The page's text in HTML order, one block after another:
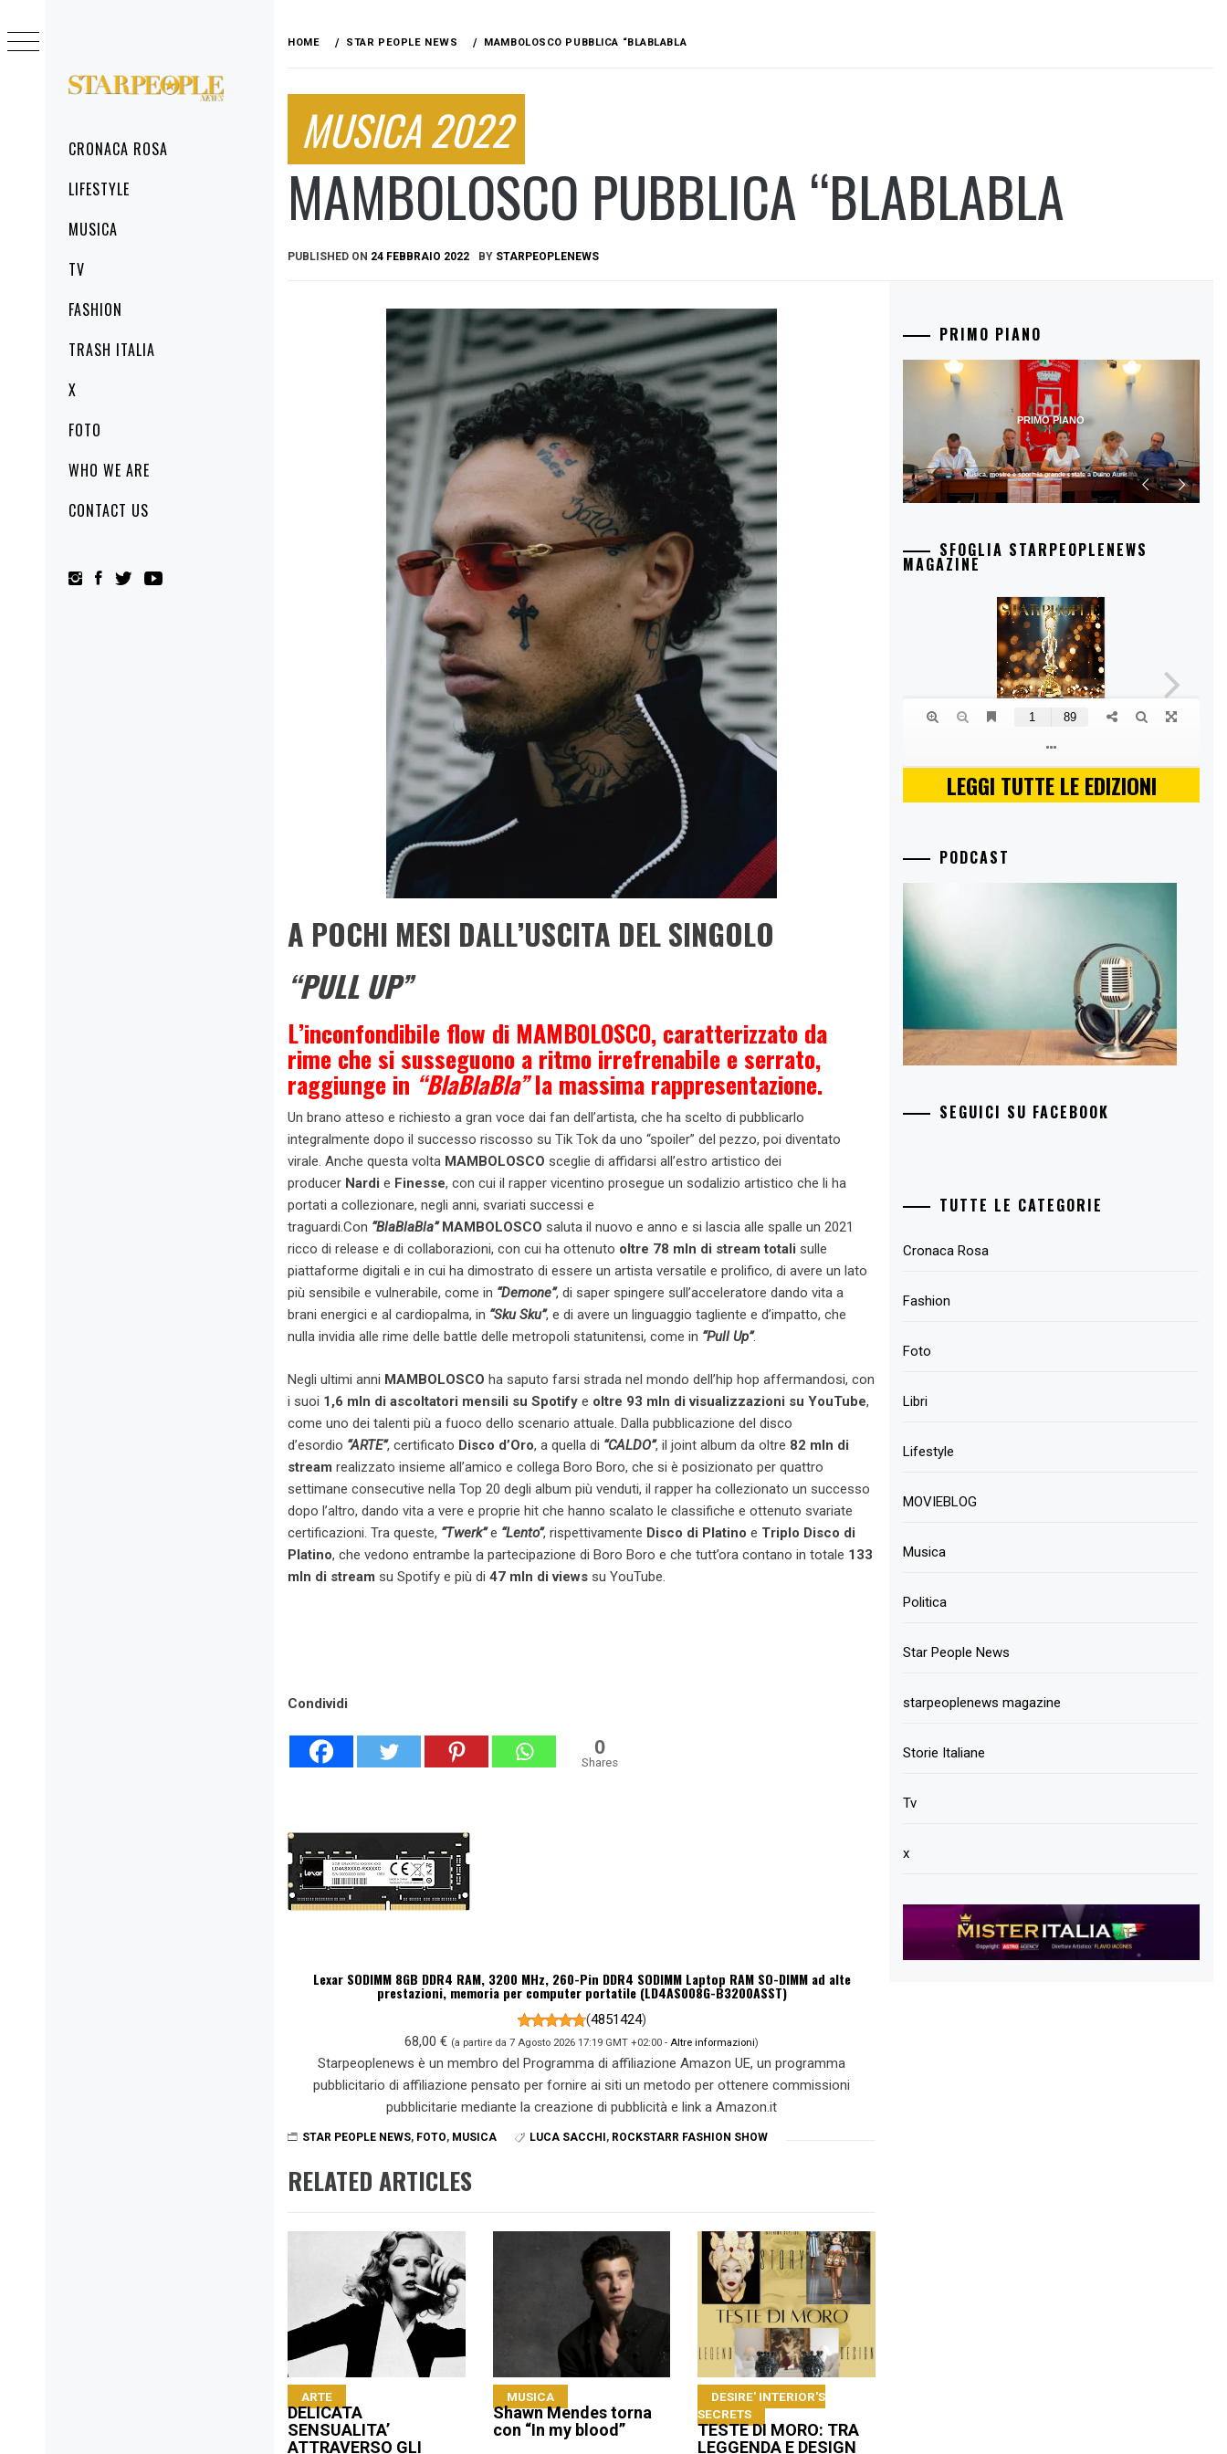
STARPEOPLENEWS
MenuCRONACA ROSA
LIFESTYLE
MUSICA
TV
FASHION
TRASH ITALIA
X
FOTO
WHO WE ARE
CONTACT US
to
content
HOME STAR PEOPLE NEWS MAMBOLOSCO PUBBLICA “BLABLABLA
MUSICA 2022
MAMBOLOSCO PUBBLICA “BLABLABLA
PUBLISHED ON 24 FEBBRAIO 2022 BY STARPEOPLENEWS
A POCHI MESI DALL’USCITA DEL SINGOLO
“PULL UP”
L’inconfondibile flow di MAMBOLOSCO, caratterizzato da
rime che si susseguono a ritmo irrefrenabile e serrato,
raggiunge in “BlaBlaBla”la massima rappresentazione.
Un brano atteso e richiesto a gran voce dai fan dell’artista, che ha scelto di pubblicarlo
integralmente dopo il successo riscosso su Tik Tok da uno “spoiler” del pezzo, poi diventato
virale. Anche questa volta MAMBOLOSCO sceglie di affidarsi all’estro artistico dei
producer Nardi e Finesse, con cui il rapper vicentino prosegue un sodalizio artistico che li ha
portati a collezionare, negli anni, svariati successi e
traguardi.Con “BlaBlaBla” MAMBOLOSCO saluta il nuovo e anno e si lascia alle spalle un 2021
ricco di release e di collaborazioni, con cui ha ottenuto oltre 78 mln di stream totali sulle
piattaforme digitali e in cui ha dimostrato di essere un artista versatile e prolifico, di avere un lato
più sensibile e vulnerabile, come in “Demone”, di saper spingere sull’acceleratore dando vita a
brani energici e al cardiopalma, in “Sku Sku”, e di avere un linguaggio tagliente e d’impatto, che
nulla invidia alle rime delle battle delle metropoli statunitensi, come in “Pull Up”.
Negli ultimi anni MAMBOLOSCO ha saputo farsi strada nel mondo dell’hip hop affermandosi, con
i suoi 1,6 mln di ascoltatori mensili su Spotify e oltre 93 mln di visualizzazioni su YouTube,
come uno dei talenti più a fuoco dello scenario attuale. Dalla pubblicazione del disco
d’esordio “ARTE”, certificato Disco d’Oro, a quella di “CALDO”, il joint album da oltre 82 mln di
stream realizzato insieme all’amico e collega Boro Boro, che si è posizionato per quattro
settimane consecutive nella Top 20 degli album più venduti, il rapper ha collezionato un successo
dopo l’altro, dando vita a vere e proprie hit che hanno scalato le classifiche e ottenuto svariate
certificazioni. Tra queste, “Twerk”e “Lento”, rispettivamente Disco di Platino e Triplo Disco di
Platino, che vedono entrambe la partecipazione di Boro Boro e che tutt’ora contano in totale 133
mln di stream su Spotify e più di 47 mln di views su YouTube.
Condividi
0
Shares
Lexar SODIMM 8GB DDR4 RAM, 3200 MHz, 260-Pin DDR4 SODIMM Laptop RAM SO-DIMM ad alte
prestazioni, memoria per computer portatile (LD4AS008G-B3200ASST)
(4851424)
68,00 € (a partire da 7 Agosto 2026 17:19 GMT +02:00 -Altre informazioni)
Starpeoplenews è un membro del Programma di affiliazione Amazon UE, un programma
pubblicitario di affiliazione pensato per fornire ai siti un metodo per ottenere commissioni
pubblicitarie mediante la creazione di pubblicità e link a Amazon.it
STAR PEOPLE NEWS, FOTO, MUSICA LUCA SACCHI, ROCKSTARR FASHION SHOW
RELATED ARTICLES
ARTE
DELICATA
SENSUALITA’
ATTRAVERSO GLI
MUSICA
Shawn Mendes torna
con “In my blood”
DESIRE' INTERIOR'S
SECRETS
TESTE DI MORO: TRA
LEGGENDA E DESIGN
PRIMO PIANO
Musica, mostre e sport: la grande estate a Duino Aurisina
PRIMO PIANO
SFOGLIA STARPEOPLENEWS
MAGAZINE
LEGGI TUTTE LE EDIZIONI
PODCAST
SEGUICI SU FACEBOOK
TUTTE LE CATEGORIE
Cronaca Rosa
Fashion
Foto
Libri
Lifestyle
MOVIEBLOG
Musica
Politica
Star People News
starpeoplenews magazine
Storie Italiane
Tv
x